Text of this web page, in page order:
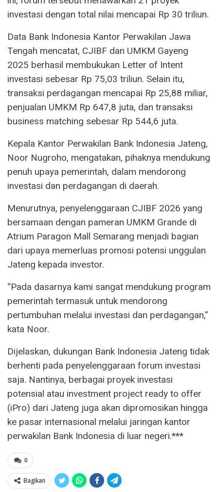
investasi dengan total nilai mencapai Rp 30 triliun.
Data Bank Indonesia Kantor Perwakilan Jawa
Tengah mencatat, CJIBF dan UMKM Gayeng
2025 berhasil membukukan Letter of Intent
investasi sebesar Rp 75,03 triliun. Selain itu,
transaksi perdagangan mencapai Rp 25,88 miliar,
penjualan UMKM Rp 647,8 juta, dan transaksi
business matching sebesar Rp 544,6 juta.
Kepala Kantor Perwakilan Bank Indonesia Jateng,
Noor Nugroho, mengatakan, pihaknya mendukung
penuh upaya pemerintah, dalam mendorong
investasi dan perdagangan di daerah.
Menurutnya, penyelenggaraan CJIBF 2026 yang
bersamaan dengan pameran UMKM Grande di
Atrium Paragon Mall Semarang menjadi bagian
dari upaya memerluas promosi potensi unggulan
Jateng kepada investor.
“Pada dasarnya kami sangat mendukung program
pemerintah termasuk untuk mendorong
pertumbuhan melalui investasi dan perdagangan,”
kata Noor.
Dijelaskan, dukungan Bank Indonesia Jateng tidak
berhenti pada penyelenggaraan forum investasi
saja. Nantinya, berbagai proyek investasi
potensial atau investment project ready to offer
(iPro) dari Jateng juga akan dipromosikan hingga
ke pasar internasional melalui jaringan kantor
perwakilan Bank Indonesia di luar negeri.***
0
Bagikan